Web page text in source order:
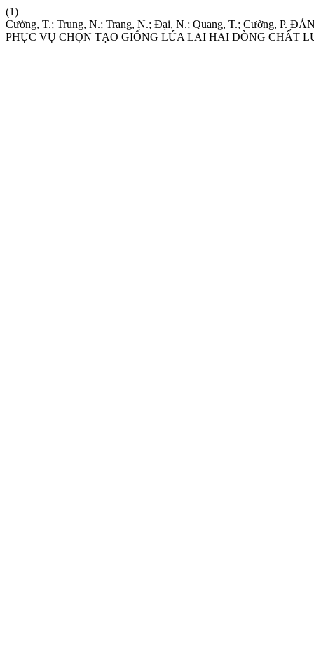
(1)
Cường, T.; Trung, N.; Trang, N.; Đại, N.; Quang, T.; Cường, P.
PHỤC VỤ CHỌN TẠO GIỐNG LÚA LAI HAI DÒNG CHẤT